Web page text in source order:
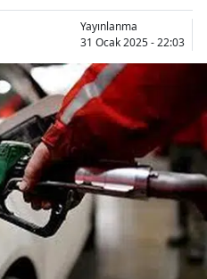
Bolu
Burdur
Bursa
Çanakkale
Çankırı
Çorum
Denizli
Diyarbakır
Yayınlanma
31 Ocak 2025 - 22:03